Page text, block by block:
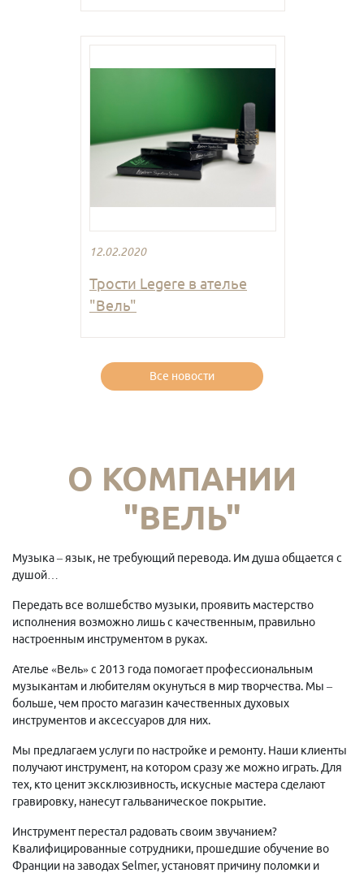
12.02.2020
Трости Legere в ателье
"Вель"
Все новости
О КОМПАНИИ
"ВЕЛЬ"
Музыка – язык, не требующий перевода. Им душа общается с
душой…
Передать все волшебство музыки, проявить мастерство
исполнения возможно лишь с качественным, правильно
настроенным инструментом в руках.
Ателье «Вель» с 2013 года помогает профессиональным
музыкантам и любителям окунуться в мир творчества. Мы –
больше, чем просто магазин качественных духовых
инструментов и аксессуаров для них.
Мы предлагаем услуги по настройке и ремонту. Наши клиенты
получают инструмент, на котором сразу же можно играть. Для
тех, кто ценит эксклюзивность, искусные мастера сделают
гравировку, нанесут гальваническое покрытие.
Инструмент перестал радовать своим звучанием?
Квалифицированные сотрудники, прошедшие обучение во
Франции на заводах Selmer, установят причину поломки и